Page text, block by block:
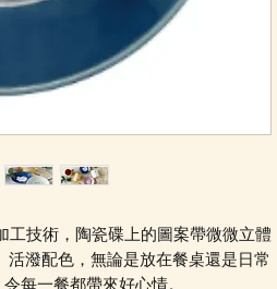
工技術，陶瓷碟上的圖案帶微微立體
潑配色，無論是放在餐桌還是日常
每一餐都帶來好心情。